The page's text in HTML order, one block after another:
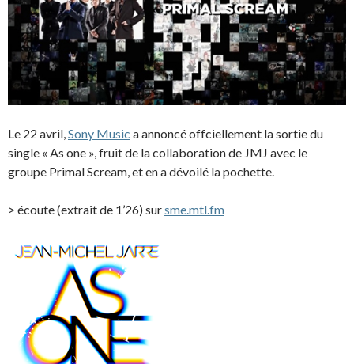
Le 22 avril,Sony Music a annoncé offciellement la sortie du
single « As one », fruit de la collaboration de JMJ avec le
groupe Primal Scream, et en a dévoilé la pochette.
> écoute (extrait de 1’26) sursme.mtl.fm